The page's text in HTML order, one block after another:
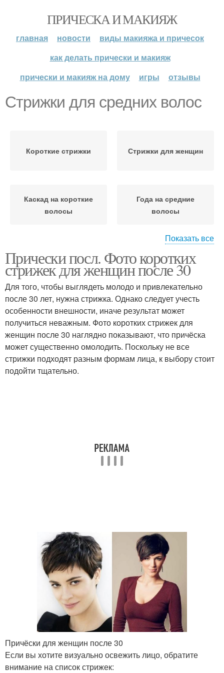
ПРИЧЕСКА И МАКИЯЖ
главная новости
виды макияжа и причесок
как делать прически и макияж
прически и макияж на дому
игры отзывы
Стрижки для средних волос
Короткие стрижки Стрижки для женщин
Каскад на короткие
волосы
Года на средние
волосы
Стрижки для волос Средний длина
Стрижки для полных
женщин
Ультрамодные стрижки
Стрижки на средние
волосы
Показать все
Прически посл. Фото коротких
стрижек для женщин после 30
Для того, чтобы выглядеть молодо и привлекательно
после 30 лет, нужна стрижка. Однако следует учесть
особенности внешности, иначе результат может
получиться неважным. Фото коротких стрижек для
женщин после 30 наглядно показывают, что причёска
может существенно омолодить. Поскольку не все
стрижки подходят разным формам лица, к выбору стоит
подойти тщательно.
Причёски для женщин после 30
Если вы хотите визуально освежить лицо, обратите
внимание на список стрижек: